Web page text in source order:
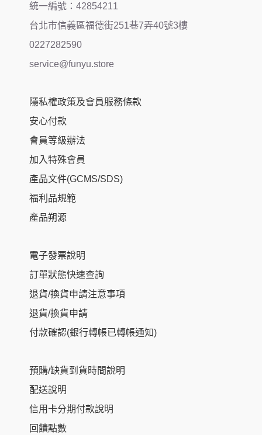
統一編號：42854211
台北市信義區福德街251巷7弄40號3樓
0227282590
service@funyu.store
隱私權政策及會員服務條款
安心付款
會員等級辦法
加入特殊會員
產品文件(GCMS/SDS)
福利品規範
產品朔源
電子發票說明
訂單狀態快速查詢
退貨/換貨申請注意事項
退貨/換貨申請
付款確認(銀行轉帳已轉帳通知)
預購/缺貨到貨時間說明
配送說明
信用卡分期付款說明
回饋點數